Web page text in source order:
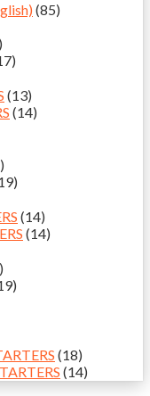
(85)
(13)
(14)
(14)
(14)
(18)
(14)